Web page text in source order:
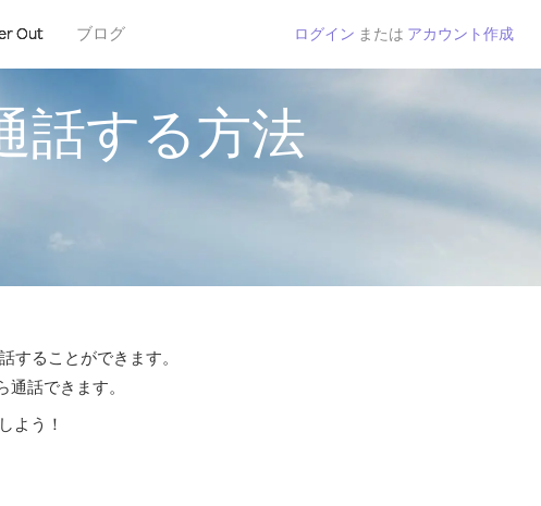
Out ブログ ログイン または アカウント作成
話する方法
することができます。
話できます。
よう！